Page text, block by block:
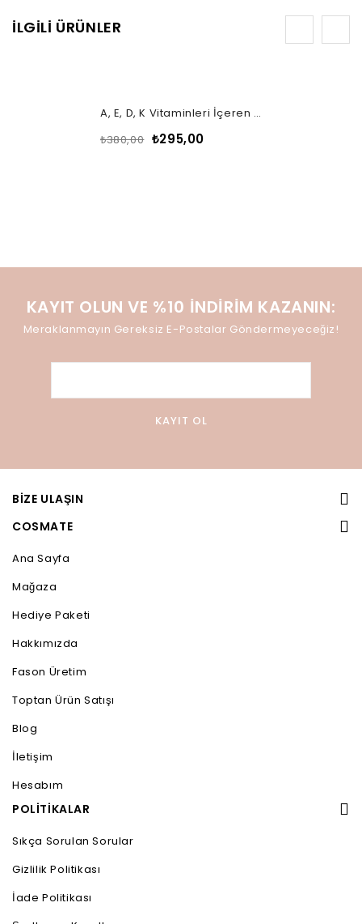
İLGILI ÜRÜNLER
A, E, D, K Vitaminleri İçeren Aydınlatıcı Serum 30 ML
₺380,00 ₺295,00
KAYIT OLUN VE %10 İNDIRIM KAZANIN:
Meraklanmayın Gereksiz E-Postalar Göndermeyeceğiz!
BIZE ULAŞIN
COSMATE
Ana Sayfa
Mağaza
Hediye Paketi
Hakkımızda
Fason Üretim
Toptan Ürün Satışı
Blog
İletişim
Hesabım
POLİTİKALAR
Sıkça Sorulan Sorular
Gizlilik Politikası
İade Politikası